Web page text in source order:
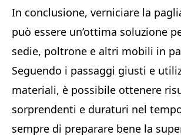
In conclusione, verniciare la
può essere un’ottima soluzione
sedie, poltrone e altri mobili in
Seguendo i passaggi giusti e
materiali, è possibile ottenere
sorprendenti e duraturi nel
sempre di preparare bene la